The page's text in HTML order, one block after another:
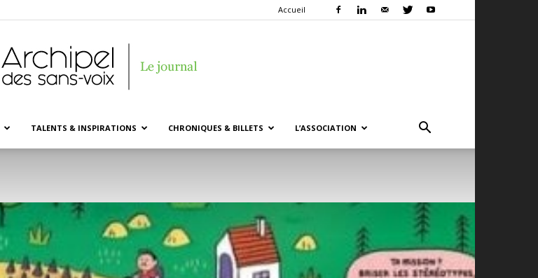
Accueil
TALENTS & INSPIRATIONS CHRONIQUES & BILLETS L’ASSOCIATION